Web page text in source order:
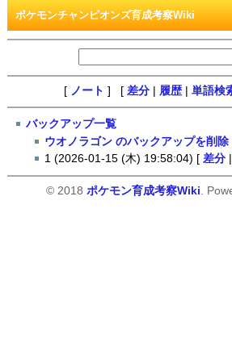
ポケモンチャンピオンズ育成考察Wiki
[ ノート ] [ 差分 履歴 単語検
バックアップ一覧
ウオノラゴン のバックアップを削除
1 (2026-01-15 (木) 19:58:04) [差分
© 2018 ポケモン育成考察Wiki.